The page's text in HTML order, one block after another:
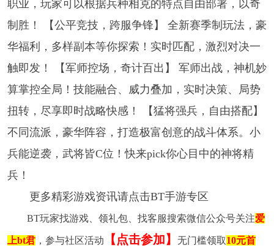
职业，玩家可以根据兵种相克的特点自由部署，以奇
制胜！ 【公平竞技，跨服争锋】 全新赛季制玩法，豪
华福利，多样副本等你探索！实时匹配，激烈对决一
触即发！ 【军师控场，奇计百出】 军师出战，神机妙
算掌控全局！技能融合、威力叠加，实时决策、局势
扭转，尽享即时战略快感！ 【猛将强兵，自由搭配】
不同流派，豪华阵容，打造极富创意的战斗体系。小
兵能逆袭，武将皆C位！快来pick你心目中的神将精
兵！
更多精彩游戏资讯请点击BT手游专区
BT玩家找游戏、领礼包、找客服搜索微信公众号关注爱
上bt君，参与社区活动 【点击参加】 无门槛领取10元首